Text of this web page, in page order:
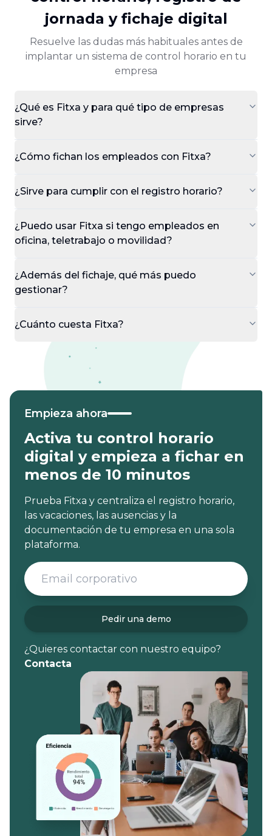
jornada y fichaje digital
Resuelve las dudas más habituales antes de
implantar un sistema de control horario en tu
empresa
¿Qué es Fitxa y para qué tipo de empresas
sirve?
¿Cómo fichan los empleados con Fitxa?
¿Sirve para cumplir con el registro horario?
¿Puedo usar Fitxa si tengo empleados en
oficina, teletrabajo o movilidad?
¿Además del fichaje, qué más puedo
gestionar?
¿Cuánto cuesta Fitxa?
Empieza ahora
Activa tu control horario
digital y empieza a fichar en
menos de 10 minutos
Prueba Fitxa y centraliza el registro horario,
las vacaciones, las ausencias y la
documentación de tu empresa en una sola
plataforma.
Pedir una demo
¿Quieres contactar con nuestro equipo?
Contacta